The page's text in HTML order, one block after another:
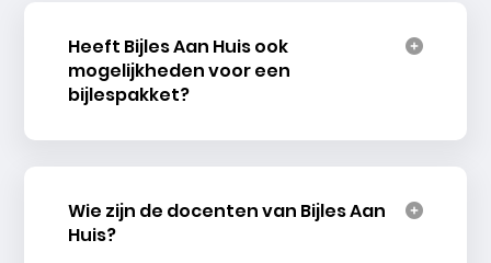
Heeft Bijles Aan Huis ook
mogelijkheden voor een
bijlespakket?
Wie zijn de docenten van Bijles Aan
Huis?